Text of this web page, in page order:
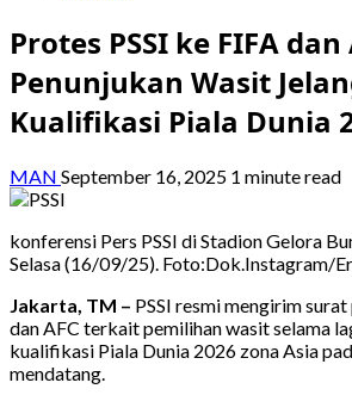
Protes PSSI ke FIFA dan
Penunjukan Wasit
Kualifikasi Piala Dunia
MAN September 16, 2025 1 minute read
konferensi Pers PSSI di Stadion Gelora
Selasa (16/09/25). Foto:Dok.Instagram/
Jakarta, TM – PSSI resmi mengirim
dan AFC terkait pemilihan wasit selama
kualifikasi Piala Dunia 2026 zona Asia
mendatang.